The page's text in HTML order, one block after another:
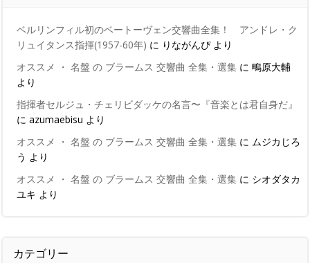
ベルリンフィル初のベートーヴェン交響曲全集！ アンドレ・ク
リュイタンス指揮(1957-60年) に りながんぴより
オススメ ・ 名盤 の ブラームス 交響曲 全集・選集 に 鴫原大輔
より
指揮者セルジュ・チェリビダッケの名言〜『音楽とは君自身だ』
に azumaebisu より
オススメ ・ 名盤 の ブラームス 交響曲 全集・選集 に ムジカじろ
う より
オススメ ・ 名盤 の ブラームス 交響曲 全集・選集 に シオダタカ
ユキ より
カテゴリー